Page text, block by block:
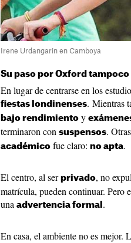
Irene Urdangarin en Camboya
Su paso por Oxford
En lugar de centrarse en los
fiestas londinenses. Mientras
bajo rendimiento y
terminaron con suspensos.
académico fue claro: no apta.
El centro, al ser privado, no
matrícula, pueden continuar. Pero
una advertencia formal .
En casa, el ambiente no es mejor.